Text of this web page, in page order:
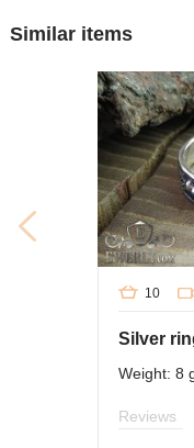
Similar items
10
Silver
Weight: 8
Reviews